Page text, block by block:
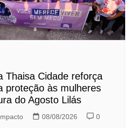
Thaisa Cidade reforça
proteção às mulheres
do Agosto Lilás
08/08/2026 0